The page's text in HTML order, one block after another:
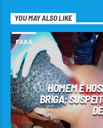
YOU MAY ALSO LIKE
PARÁ
HOMEM É
BRIGA;